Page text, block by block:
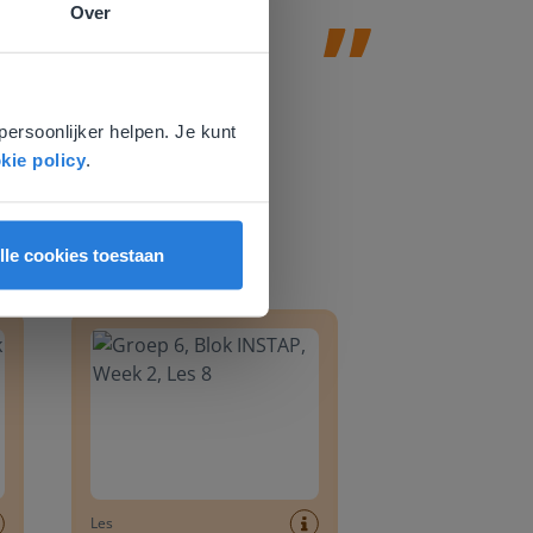
Over
helpen. Je kunt
policy.
cookies toestaan
Groep 6, Blok INSTAP, Week 2, Les 8
Les